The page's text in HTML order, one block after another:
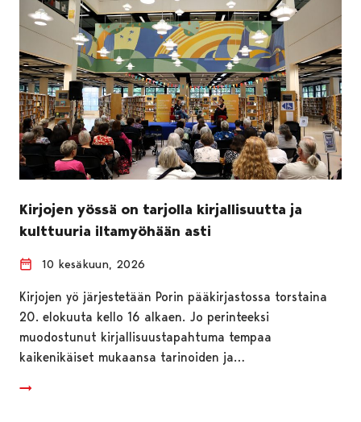
Kirjojen yössä on tarjolla kirjallisuutta ja
kulttuuria iltamyöhään asti
10 kesäkuun, 2026
Kirjojen yö järjestetään Porin pääkirjastossa torstaina
20. elokuuta kello 16 alkaen. Jo perinteeksi
muodostunut kirjallisuustapahtuma tempaa
kaikenikäiset mukaansa tarinoiden ja…